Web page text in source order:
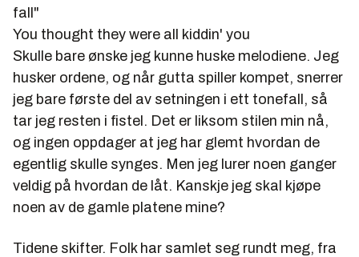
fall"
You thought they were all kiddin' you
Skulle bare ønske jeg kunne huske melodiene. Jeg
husker ordene, og når gutta spiller kompet, snerrer
jeg bare første del av setningen i ett tonefall, så
tar jeg resten i fistel. Det er liksom stilen min nå,
og ingen oppdager at jeg har glemt hvordan de
egentlig skulle synges. Men jeg lurer noen ganger
veldig på hvordan de låt. Kanskje jeg skal kjøpe
noen av de gamle platene mine?
Tidene skifter. Folk har samlet seg rundt meg, fra